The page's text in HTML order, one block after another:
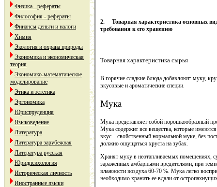
Физика - рефераты
Философия - рефераты
Финансы деньги и налоги
Химия
Экология и охрана природы
Экономика и экономическая
теория
Экономико-математическое
моделирование
Этика и эстетика
Эргономика
Юриспруденция
Языковедение
Литература
Литература зарубежная
Литература русская
Юридпсихология
Историческая личность
Иностранные языки
2. Товарная характеристика основных
требования к его хранению
Товарная характеристика сырья
В горячие сладкие блюда добавляют: муку,
вкусовые и ароматические специи.
Мука
Мука представляет собой порошкообразный
Мука содержит все вещества, которые
вкус – свойственный нормальной муке, без
должно ощущаться хруста на зубах.
Хранят муку в неотапливаемых помещениях,
зараженных амбарными вредителями, при
влажности воздуха 60-70 %. Мука легко
необходимо хранить ее вдали от